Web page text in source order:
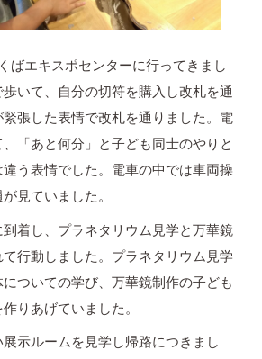
ばエキスポセンターに行ってきまし
いて、自分の切符を購入し改札を通
張した表情で改札を通りました。電
「あと何分」と子ども同士のやりと
う表情でした。電車の中では車両操
見ていました。
着し、プラネタリウム見学と万華鏡
行動しました。プラネタリウム見学
ついての学び、万華鏡制作の子ども
りあげていました。
示ルームを見学し帰路につきまし